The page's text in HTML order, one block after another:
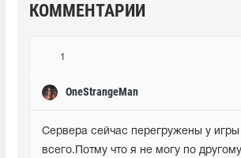
КОММЕНТАРИИ
1
OneStrangeMan
Сервера сейчас перегружены у игры
всего.Потму что я не могу по